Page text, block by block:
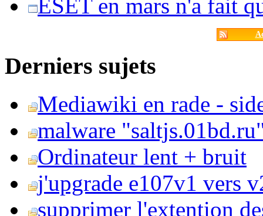
ESET en mars n'a fait
Derniers sujets
Mediawiki en rade -
malware
Ordinateur lent + bruit
j'upgrade e107v1 vers
supprimer l'extention